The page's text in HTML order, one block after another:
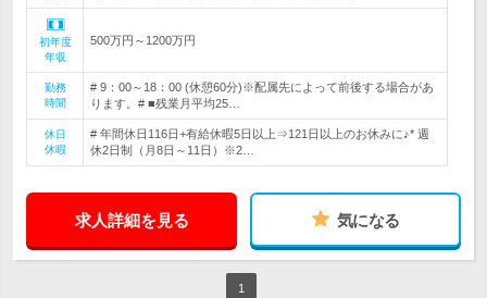
初年度
年収
500万円～1200万円
勤務
時間
# 9：00～18：00 (休憩60分)※配属先によって前後する場合があ
ります。# ■残業月平均25…
休日
休暇
# 年間休日116日+有給休暇5日以上⇒121日以上のお休みに♪* 週
休2日制（月8日～11日）※2…
求人詳細を見る 気になる
1